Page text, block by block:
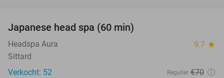
Japanese head spa (60 min)
Headspa Aura 9.7 star
Sittard
Verkocht: 52
Regulier €70